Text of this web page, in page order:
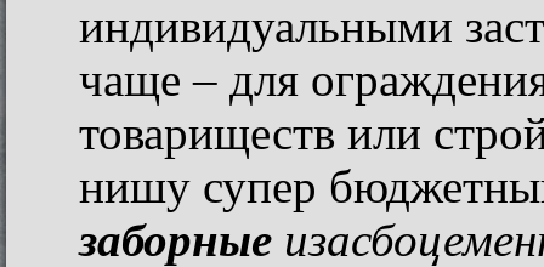
индивидуальными
чаще – для
товариществ или
нишу супер
заборные из